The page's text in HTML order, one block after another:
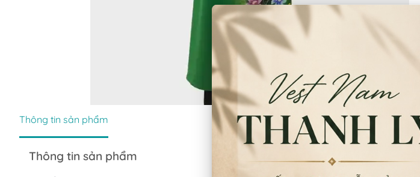
Thông tin sản phẩm
Thông tin sản phẩm